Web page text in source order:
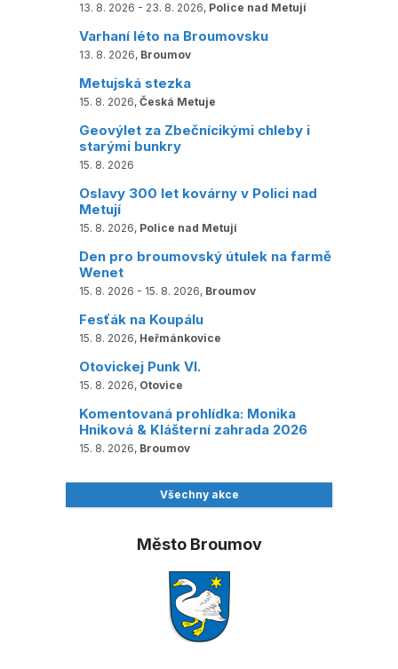
13. 8. 2026 - 23. 8. 2026, Police nad Metují
Varhaní léto na Broumovsku
13. 8. 2026, Broumov
Metujská stezka
15. 8. 2026, Česká Metuje
Geovýlet za Zbečnícikými chleby i
starými bunkry
15. 8. 2026
Oslavy 300 let kovárny v Polici nad
Metují
15. 8. 2026, Police nad Metují
Den pro broumovský útulek na farmě
Wenet
15. 8. 2026 - 15. 8. 2026, Broumov
Fesťák na Koupálu
15. 8. 2026, Heřmánkovice
Otovickej Punk VI.
15. 8. 2026, Otovice
Komentovaná prohlídka: Monika
Hniková & Klášterní zahrada 2026
15. 8. 2026, Broumov
Všechny akce
Město Broumov